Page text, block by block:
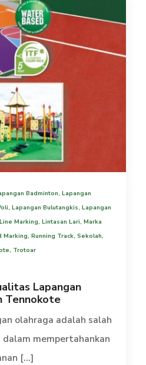
Badminton, Lapangan
, Lapangan Bulutangkis, Lapangan
Line Marking, Lintasan Lari, Marka
Marking, Running Track, Sekolah,
, Trotoar
Lapangan
Tennokote
olahraga adalah salah
mempertahankan
[...]